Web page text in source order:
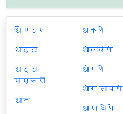
थिएटर
थट्टा
थट्टा-
मस्करी
थान
थकणे
थांबविणे
थांगणे
थांग लावणे
थारा घेणे